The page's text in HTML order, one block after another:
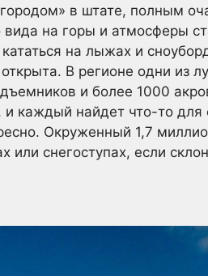
в штате, полным
на горы и атмосферы
на лыжах и
В регионе одни из
и более 1000
и каждый найдет что-то для
Окруженный 1,7
или снегоступах, если